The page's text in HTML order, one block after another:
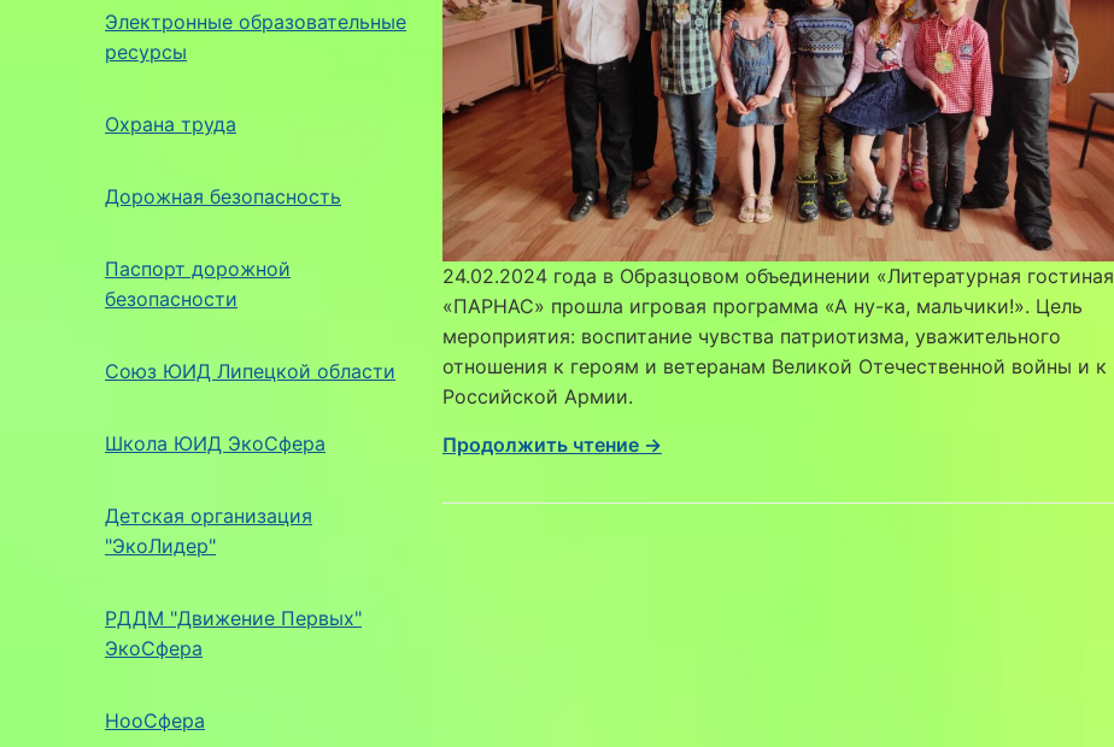
Электронные образовательные
ресурсы
Охрана труда
Дорожная безопасность
Паспорт дорожной
безопасности
Союз ЮИД Липецкой области
Школа ЮИД ЭкоСфера
Детская организация
"ЭкоЛидер"
РДДМ "Движение Первых"
ЭкоСфера
НооСфера
24.02.2024 года в Образцовом объединении «Литературная гостиная
«ПАРНАС» прошла игровая программа «А ну-ка, мальчики!». Цель
мероприятия: воспитание чувства патриотизма, уважительного
отношения к героям и ветеранам Великой Отечественной войны и к
Российской Армии.
Продолжить чтение →